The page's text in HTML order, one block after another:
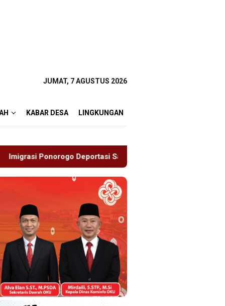
JUMAT, 7 AGUSTUS 2026
KABAR DESA LINGKUNGAN
Satu WN Tiongkok Salahgunakan Ijin Tinggal